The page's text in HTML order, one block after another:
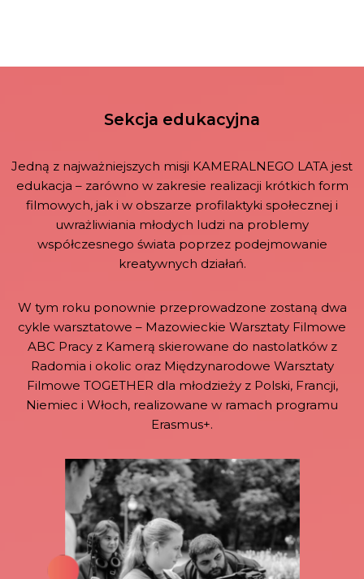
Sekcja edukacyjna
Jedną z najważniejszych misji KAMERALNEGO LATA jest
edukacja – zarówno w zakresie realizacji krótkich form
filmowych, jak i w obszarze profilaktyki społecznej i
uwrażliwiania młodych ludzi na problemy
współczesnego świata poprzez podejmowanie
kreatywnych działań.
W tym roku ponownie przeprowadzone zostaną dwa
cykle warsztatowe – Mazowieckie Warsztaty Filmowe
ABC Pracy z Kamerą skierowane do nastolatków z
Radomia i okolic oraz Międzynarodowe Warsztaty
Filmowe TOGETHER dla młodzieży z Polski, Francji,
Niemiec i Włoch, realizowane w ramach programu
Erasmus+.